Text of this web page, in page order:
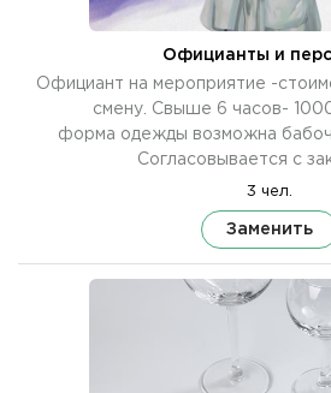
Официанты и
Официант на мероприятие -
смену. Свыше 6 часов- 1000
форма одежды возможна
Согласовывается с
3 чел.
Заменить